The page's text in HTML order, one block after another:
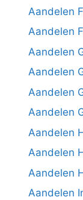
Aandelen
Aandelen
Aandelen
Aandelen
Aandelen
Aandelen
Aandelen
Aandelen
Aandelen
Aandelen